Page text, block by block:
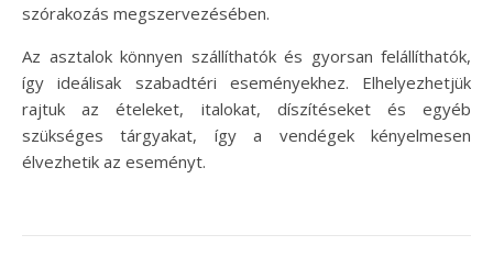
szórakozás megszervezésében.
Az asztalok könnyen szállíthatók és gyorsan felállíthatók,
így ideálisak szabadtéri eseményekhez. Elhelyezhetjük
rajtuk az ételeket, italokat, díszítéseket és egyéb
szükséges tárgyakat, így a vendégek kényelmesen
élvezhetik az eseményt.